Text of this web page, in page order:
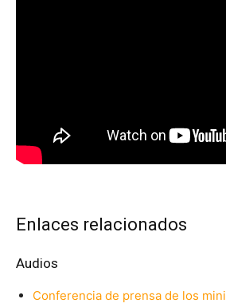
Enlaces relacionados
Audios
Conferencia de prensa de los